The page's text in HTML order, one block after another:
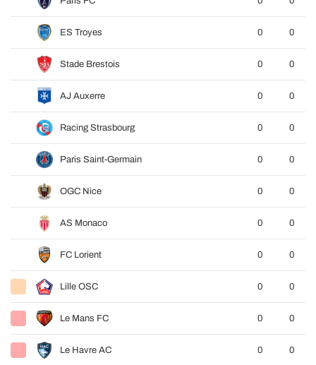
ES Troyes 0 0
Stade Brestois 0 0
AJ Auxerre 0 0
Racing Strasbourg 0 0
Paris Saint-Germain 0 0
OGC Nice 0 0
AS Monaco 0 0
FC Lorient 0 0
Lille OSC 0 0
Le Mans FC 0 0
Le Havre AC 0 0